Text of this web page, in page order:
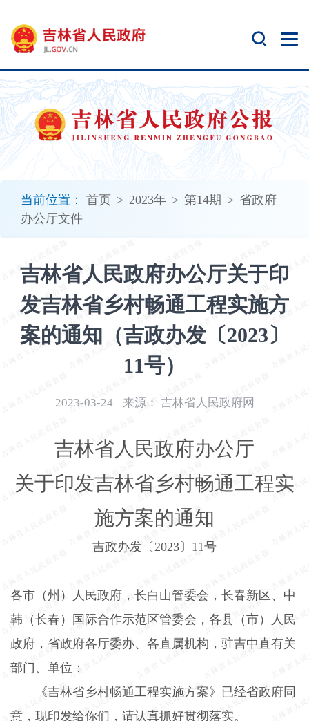
当前位置： 首页 > 2023年 > 第14期 > 省政府
办公厅文件
吉林省人民政府办公厅关于印
发吉林省乡村畅通工程实施方
案的通知（吉政办发〔2023〕
11号）
2023-03-24 来源： 吉林省人民政府网
吉林省人民政府办公厅
关于印发吉林省乡村畅通工程实
施方案的通知
吉政办发〔2023〕 11号
各市（州）人民政府，长白山管委会，长春新区、中
韩（长春）国际合作示范区管委会，各县（市）人民
政府，省政府各厅委办、各直属机构，驻吉中直有关
部门、单位：
《吉林省乡村畅通工程实施方案》已经省政府同
意，现印发给你们，请认真抓好贯彻落实。
开
无
障
碍
说
明
加